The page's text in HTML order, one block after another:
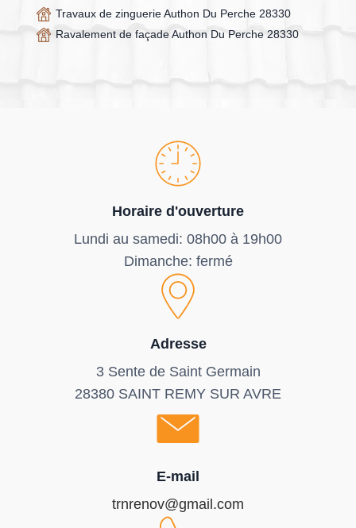
Travaux de zinguerie Authon Du Perche 28330
Ravalement de façade Authon Du Perche 28330
Horaire d'ouverture
Lundi au samedi: 08h00 à 19h00
Dimanche: fermé
Adresse
3 Sente de Saint Germain
28380 SAINT REMY SUR AVRE
E-mail
trnrenov@gmail.com